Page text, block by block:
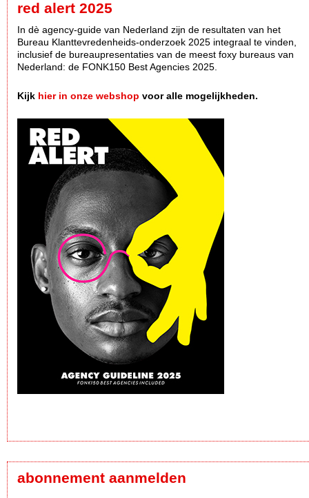
red alert 2025
In dè agency-guide van Nederland zijn de resultaten van het
Bureau Klanttevredenheids-onderzoek 2025 integraal te vinden,
inclusief de bureaupresentaties van de meest foxy bureaus van
Nederland: de FONK150 Best Agencies 2025.
Kijk hier in onze webshop voor alle mogelijkheden.
abonnement aanmelden